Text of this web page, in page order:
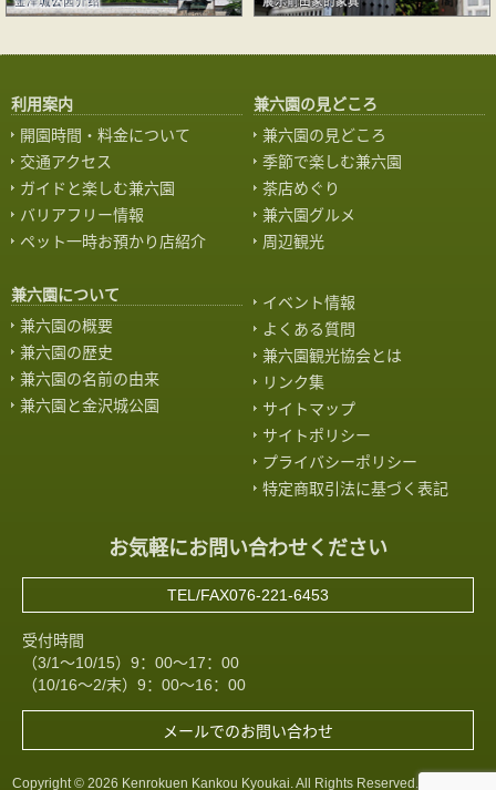
利用案内
開園時間・料金について
交通アクセス
ガイドと楽しむ兼六園
バリアフリー情報
ペット一時お預かり店紹介
兼六園の見どころ
兼六園の見どころ
季節で楽しむ兼六園
茶店めぐり
兼六園グルメ
周辺観光
兼六園について
兼六園の概要
兼六園の歴史
兼六園の名前の由来
兼六園と金沢城公園
イベント情報
よくある質問
兼六園観光協会とは
リンク集
サイトマップ
サイトポリシー
プライバシーポリシー
特定商取引法に基づく表記
お気軽にお問い合わせください
TEL/FAX076-221-6453
受付時間
（3/1～10/15）9：00～17：00
（10/16～2/末）9：00～16：00
メールでのお問い合わせ
Copyright © 2026 Kenrokuen Kankou Kyoukai. All Rights Reserved. 協同組合